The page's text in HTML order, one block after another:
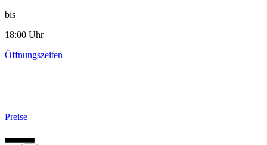
bis
18:00 Uhr
Öffnungszeiten
Preise